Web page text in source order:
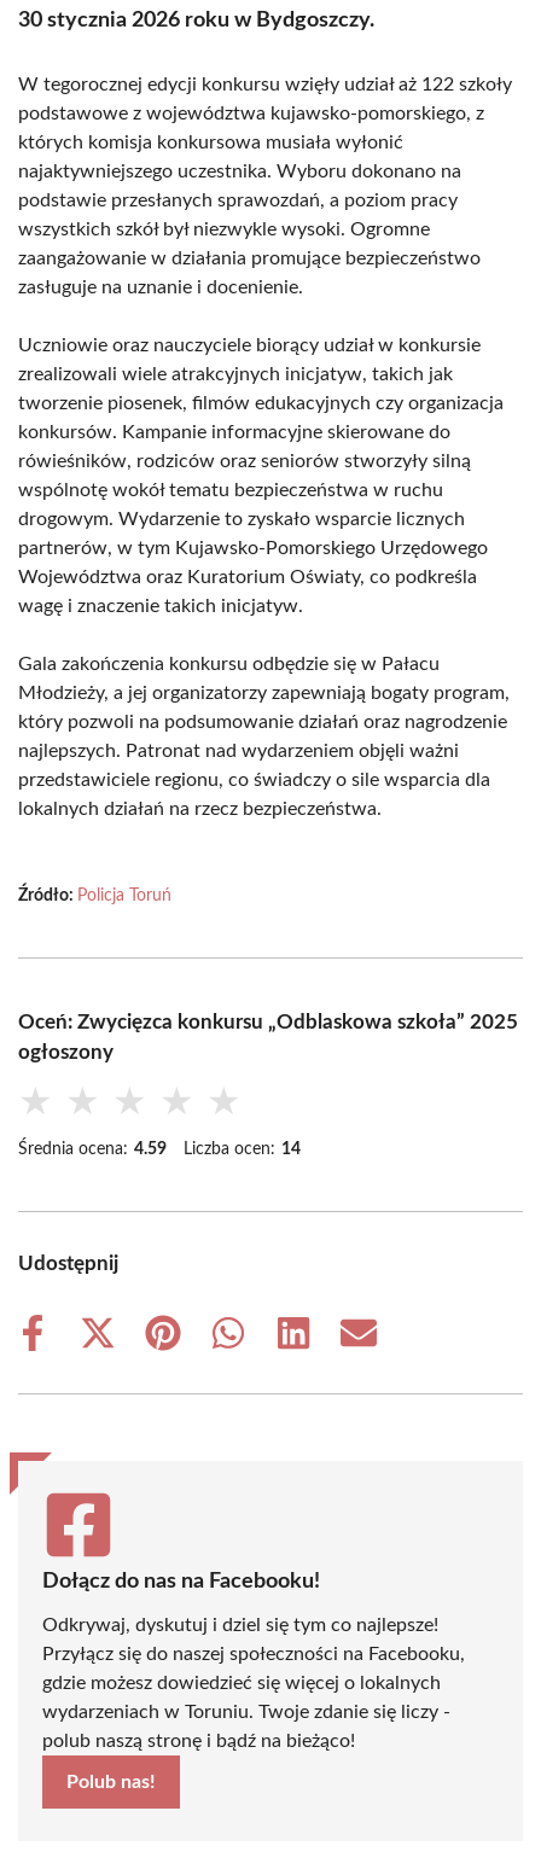
30 stycznia 2026 roku w Bydgoszczy.
W tegorocznej edycji konkursu wzięły udział aż 122 szkoły
podstawowe z województwa kujawsko-pomorskiego, z
których komisja konkursowa musiała wyłonić
najaktywniejszego uczestnika. Wyboru dokonano na
podstawie przesłanych sprawozdań, a poziom pracy
wszystkich szkół był niezwykle wysoki. Ogromne
zaangażowanie w działania promujące bezpieczeństwo
zasługuje na uznanie i docenienie.
Uczniowie oraz nauczyciele biorący udział w konkursie
zrealizowali wiele atrakcyjnych inicjatyw, takich jak
tworzenie piosenek, filmów edukacyjnych czy organizacja
konkursów. Kampanie informacyjne skierowane do
rówieśników, rodziców oraz seniorów stworzyły silną
wspólnotę wokół tematu bezpieczeństwa w ruchu
drogowym. Wydarzenie to zyskało wsparcie licznych
partnerów, w tym Kujawsko-Pomorskiego Urzędowego
Województwa oraz Kuratorium Oświaty, co podkreśla
wagę i znaczenie takich inicjatyw.
Gala zakończenia konkursu odbędzie się w Pałacu
Młodzieży, a jej organizatorzy zapewniają bogaty program,
który pozwoli na podsumowanie działań oraz nagrodzenie
najlepszych. Patronat nad wydarzeniem objęli ważni
przedstawiciele regionu, co świadczy o sile wsparcia dla
lokalnych działań na rzecz bezpieczeństwa.
Źródło: Policja Toruń
Oceń: Zwycięzca konkursu „Odblaskowa szkoła” 2025
ogłoszony
★ ★ ★ ★ ★
Średnia ocena: 4.59 Liczba ocen: 14
Udostępnij
Share
Share
(Twitter)
Share
Share
Share
Share
Dołącz do nas na Facebooku!
Odkrywaj, dyskutuj i dziel się tym co najlepsze!
Przyłącz się do naszej społeczności na Facebooku,
gdzie możesz dowiedzieć się więcej o lokalnych
wydarzeniach w Toruniu. Twoje zdanie się liczy -
polub naszą stronę i bądź na bieżąco!
Polub nas!